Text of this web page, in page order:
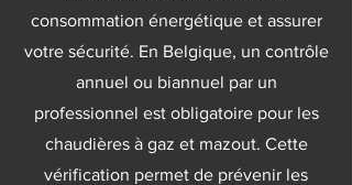
consommation énergétique et assurer
votre sécurité. En Belgique, un contrôle
annuel ou biannuel par un
professionnel est obligatoire pour les
chaudières à gaz et mazout. Cette
vérification permet de prévenir les